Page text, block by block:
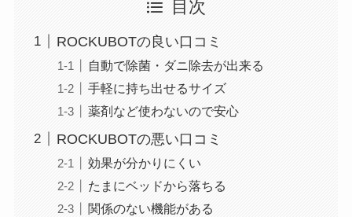
目次
ROCKUBOTの良い口コミ
自動で除菌・ダニ除去が出来る
手軽に持ち出せるサイズ
薬剤など使わないので安心
ROCKUBOTの悪い口コミ
効果が分かりにくい
たまにベッドから落ちる
関係のない機能がある